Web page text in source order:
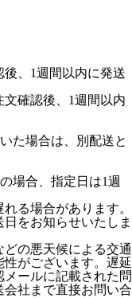
、1週間以内に発送
確認後、1週間以内
た場合は、別配送と
場合、指定日は1週
る場合があります。
をお知らせいたしま
の悪天候による交通
がございます。遅延
ールに記載された問
社まで直接お問い合